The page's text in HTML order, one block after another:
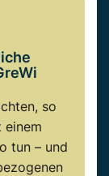
so
einem
tun – und